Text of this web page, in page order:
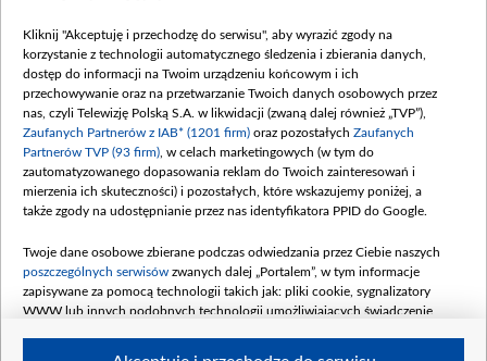
Kliknij "Akceptuję i przechodzę do serwisu", aby wyrazić zgody na
korzystanie z technologii automatycznego śledzenia i zbierania danych,
dostęp do informacji na Twoim urządzeniu końcowym i ich
przechowywanie oraz na przetwarzanie Twoich danych osobowych przez
nas, czyli Telewizję Polską S.A. w likwidacji (zwaną dalej również „TVP”),
Zaufanych Partnerów z IAB* (1201 firm) oraz pozostałych Zaufanych
Partnerów TVP (93 firm) , w celach marketingowych (w tym do
zautomatyzowanego dopasowania reklam do Twoich zainteresowań i
mierzenia ich skuteczności) i pozostałych, które wskazujemy poniżej, a
także zgody na udostępnianie przez nas identyfikatora PPID do Google.
Twoje dane osobowe zbierane podczas odwiedzania przez Ciebie naszych
poszczególnych serwisów zwanych dalej „Portalem”, w tym informacje
zapisywane za pomocą technologii takich jak: pliki cookie, sygnalizatory
WWW lub innych podobnych technologii umożliwiających świadczenie